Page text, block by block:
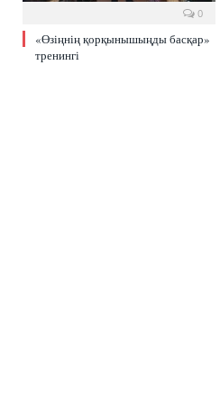
0
«Өзіңнің қорқынышыңды басқар»
тренингі